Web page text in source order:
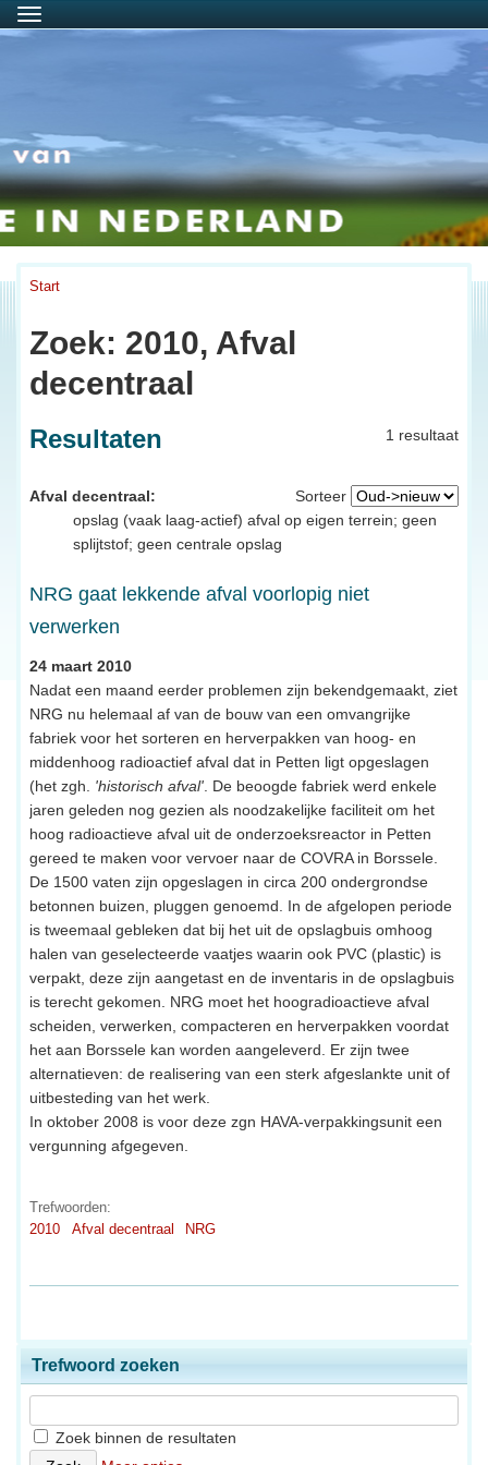
Menu
Start
Zoek: 2010, Afval
decentraal
1 resultaat
Resultaten
Sorteer
Afval decentraal:
opslag (vaak laag-actief) afval op eigen terrein; geen
splijtstof; geen centrale opslag
NRG gaat lekkende afval voorlopig niet
verwerken
24 maart 2010
Nadat een maand eerder problemen zijn bekendgemaakt, ziet
NRG nu helemaal af van de bouw van een omvangrijke
fabriek voor het sorteren en herverpakken van hoog- en
middenhoog radioactief afval dat in Petten ligt opgeslagen
(het zgh. 'historisch afval' . De beoogde fabriek werd enkele
jaren geleden nog gezien als noodzakelijke faciliteit om het
hoog radioactieve afval uit de onderzoeksreactor in Petten
gereed te maken voor vervoer naar de COVRA in Borssele.
De 1500 vaten zijn opgeslagen in circa 200 ondergrondse
betonnen buizen, pluggen genoemd. In de afgelopen periode
is tweemaal gebleken dat bij het uit de opslagbuis omhoog
halen van geselecteerde vaatjes waarin ook PVC (plastic) is
verpakt, deze zijn aangetast en de inventaris in de opslagbuis
is terecht gekomen. NRG moet het hoogradioactieve afval
scheiden, verwerken, compacteren en herverpakken voordat
het aan Borssele kan worden aangeleverd. Er zijn twee
alternatieven: de realisering van een sterk afgeslankte unit of
uitbesteding van het werk.
In oktober 2008 is voor deze zgn HAVA-verpakkingsunit een
vergunning afgegeven.
Trefwoorden:
2010
Afval decentraal NRG
Trefwoord zoeken
Zoek binnen de resultaten